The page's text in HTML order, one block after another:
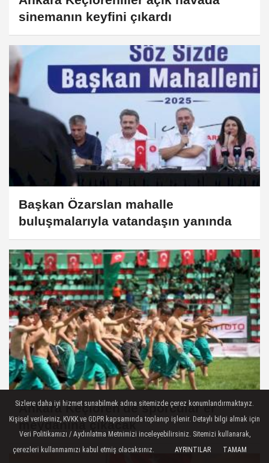
sinemanın keyfini çıkardı
Başkan Özarslan mahalle
buluşmalarıyla vatandaşın yanında
Ankara Keçiören'de sporcular er
meydanına çıkacak
Sizlere daha iyi hizmet sunabilmek adına sitemizde çerez konumlandırmaktayız.
Kişisel verileriniz, KVKK ve GDPR kapsamında toplanıp işlenir. Detaylı bilgi almak için
Veri Politikamızı / Aydınlatma Metnimizi inceleyebilirsiniz. Sitemizi kullanarak,
çerezleri kullanmamızı kabul etmiş olacaksınız.
AYRINTILAR TAMAM